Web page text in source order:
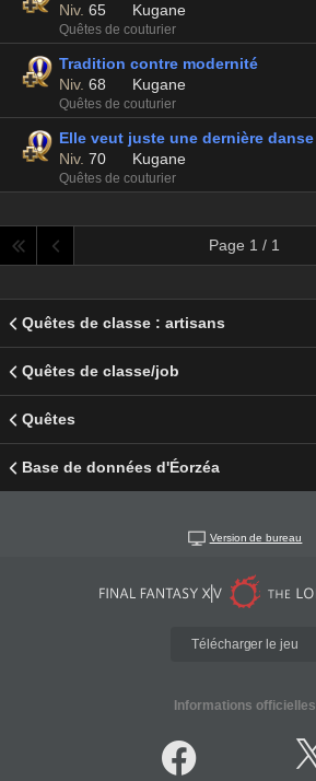
Niv. 65 Kugane
Quêtes de couturier
Tradition contre modernité
Niv. 68 Kugane
Quêtes de couturier
Elle veut juste une dernière danse
Niv. 70 Kugane
Quêtes de couturier
Page 1 / 1
Quêtes de classe : artisans
Quêtes de classe/job
Quêtes
Base de données d'Éorzéa
Version de bureau
Télécharger le jeu
Informations officielles